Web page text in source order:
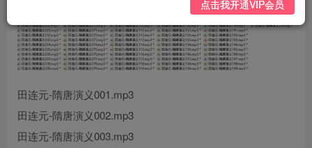
田连元-隋唐演义001.mp3
田连元-隋唐演义002.mp3
田连元-隋唐演义003.mp3
点击我开通VIP会员